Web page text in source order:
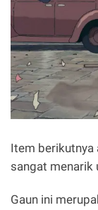
Item berikutnya
sangat menarik
Gaun ini